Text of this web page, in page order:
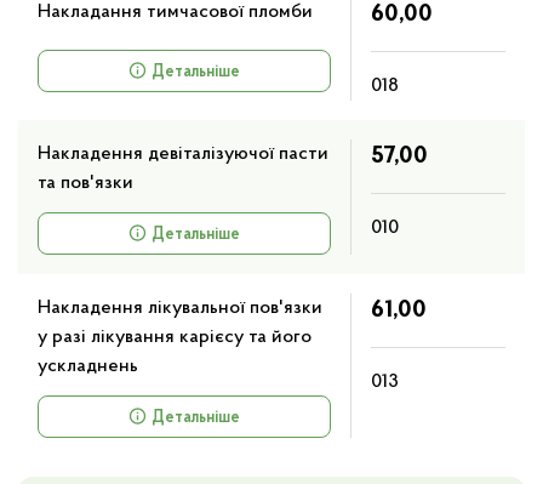
Накладання тимчасової пломби 60,00
018
Детальніше
Накладення девіталізуючої пасти
та пов'язки
57,00
010
Детальніше
Накладення лікувальної пов'язки
у разі лікування карієсу та його
ускладнень
61,00
013
Детальніше